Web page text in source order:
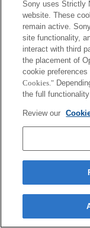
Звук работы
Outside the A
shutter speed and the
Функция [Lens Comp]
Если установить
assist" [Помощь при
при поворачивании
назначьте функцию
Assist" [Помощь при
Key Settings"
Sony uses Strictly
website. These
remain active.
site functionality,
interact with third
the placement of
cookie
Cookies."
the full
Review our